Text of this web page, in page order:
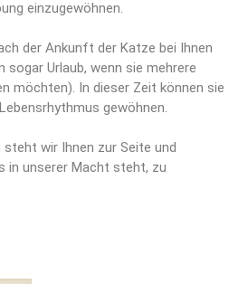
einzugewöhnen.
der Ankunft der Katze bei Ihnen
sogar Urlaub, wenn sie mehrere
möchten). In dieser Zeit können sie
gewöhnen.
wir Ihnen zur Seite und
in unserer Macht steht, zu